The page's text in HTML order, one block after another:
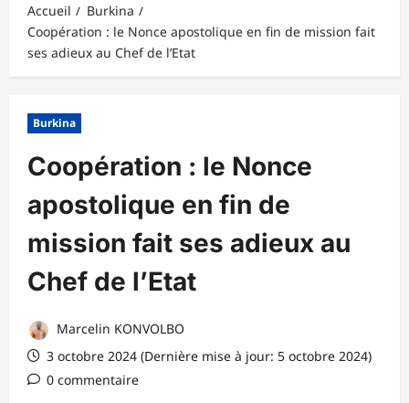
Accueil
Burkina
Coopération : le Nonce apostolique en fin de mission fait
ses adieux au Chef de l’Etat
Burkina
Coopération : le Nonce
apostolique en fin de
mission fait ses adieux au
Chef de l’Etat
Marcelin KONVOLBO
3 octobre 2024 (Dernière mise à jour: 5 octobre 2024)
0 commentaire